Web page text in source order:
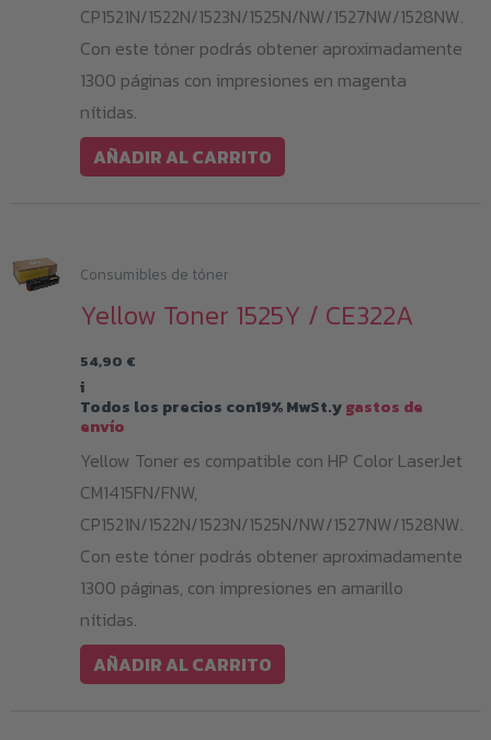
CP1521N/1522N/1523N/1525N/NW/1527NW/1528NW.
Con este tóner podrás obtener aproximadamente
1300 páginas con impresiones en magenta
nítidas.
AÑADIR AL CARRITO
Consumibles de tóner
Yellow Toner 1525Y / CE322A
54,90 €
i
Todos los precios con19% MwSt.ygastos de
envío
Yellow Toner es compatible con HP Color LaserJet
CM1415FN/FNW,
CP1521N/1522N/1523N/1525N/NW/1527NW/1528NW.
Con este tóner podrás obtener aproximadamente
1300 páginas, con impresiones en amarillo
nítidas.
AÑADIR AL CARRITO